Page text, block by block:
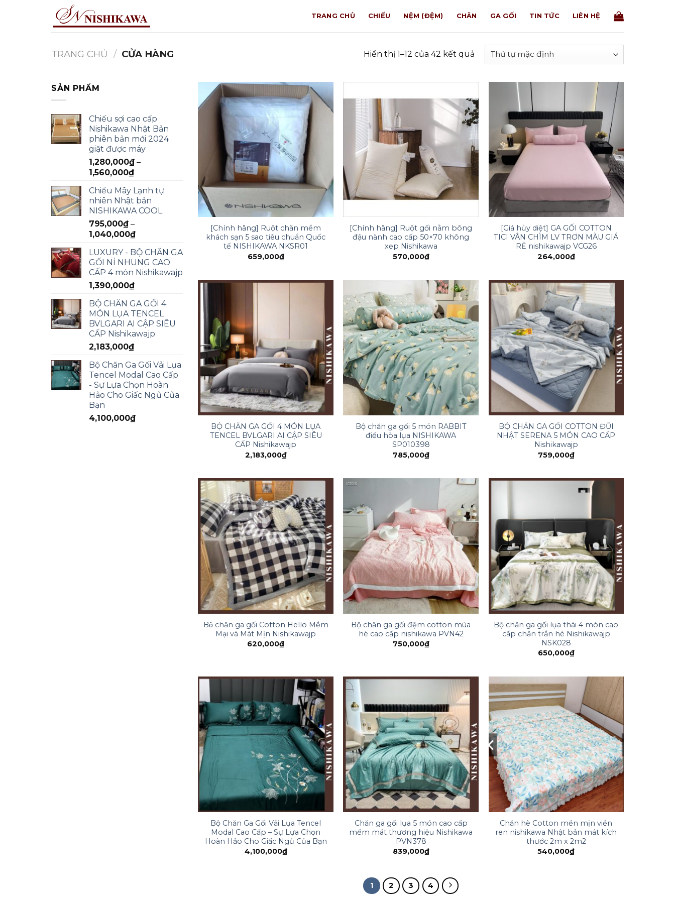
TRANG CHỦ CHIẾU NỆM (ĐỆM) CHĂN GA GỐI TIN TỨC LIÊN HỆ
TRANG CHỦ / CỬA HÀNG Hiển thị 1–12 của 42 kết quả
SẢN PHẨM
Chiếu sợi cao cấp
Nishikawa Nhật Bản
phiên bản mới 2024
giặt được máy
1,280,000₫ –
1,560,000₫
Chiếu Mây Lạnh tự
nhiên Nhật bản
NISHIKAWA COOL
795,000₫ –
1,040,000₫
LUXURY - BỘ CHĂN GA
GỐI NỈ NHUNG CAO
CẤP 4 món Nishikawajp
1,390,000₫
BỘ CHĂN GA GỐI 4
MÓN LỤA TENCEL
BVLGARI AI CẬP SIÊU
CẤP Nishikawajp
2,183,000₫
Bộ Chăn Ga Gối Vải Lụa
Tencel Modal Cao Cấp
- Sự Lựa Chọn Hoàn
Hảo Cho Giấc Ngủ Của
Bạn
4,100,000₫
[Chính hãng] Ruột chăn mềm
khách sạn 5 sao tiêu chuẩn Quốc
tế NISHIKAWA NKSR01
659,000₫
[Chính hãng] Ruột gối nằm bông
đậu nành cao cấp 50×70 không
xẹp Nishikawa
570,000₫
[Giá hủy diệt] GA GỐI COTTON
TICI VÂN CHÌM LV TRƠN MÀU GIÁ
RẺ nishikawajp VCG26
264,000₫
BỘ CHĂN GA GỐI 4 MÓN LỤA
TENCEL BVLGARI AI CẬP SIÊU
CẤP Nishikawajp
2,183,000₫
Bộ chăn ga gối 5 món RABBIT
điều hòa lụa NISHIKAWA
SP010398
785,000₫
BỘ CHĂN GA GỐI COTTON ĐŨI
NHẬT SERENA 5 MÓN CAO CẤP
Nishikawajp
759,000₫
Bộ chăn ga gối Cotton Hello Mềm
Mại và Mát Mịn Nishikawajp
620,000₫
Bộ chăn ga gối đệm cotton mùa
hè cao cấp nishikawa PVN42
750,000₫
Bộ chăn ga gối lụa thái 4 món cao
cấp chăn trần hè Nishikawajp
NSK028
650,000₫
Bộ Chăn Ga Gối Vải Lụa Tencel
Modal Cao Cấp – Sự Lựa Chọn
Hoàn Hảo Cho Giấc Ngủ Của Bạn
4,100,000₫
Chăn ga gối lụa 5 món cao cấp
mềm mát thương hiệu Nishikawa
PVN378
839,000₫
Chăn hè Cotton mền mịn viền
ren nishikawa Nhật bản mát kích
thước 2m x 2m2
540,000₫
1 2 3 4